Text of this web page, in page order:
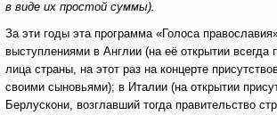
в виде их простой суммы).
За эти годы эта программа «Голоса
выступлениями в Англии (на её открытии всегда
лица страны, на этот раз на концерте
своими сыновьями); в Италии (на открытии
Берлускони, возглавший тогда правительство